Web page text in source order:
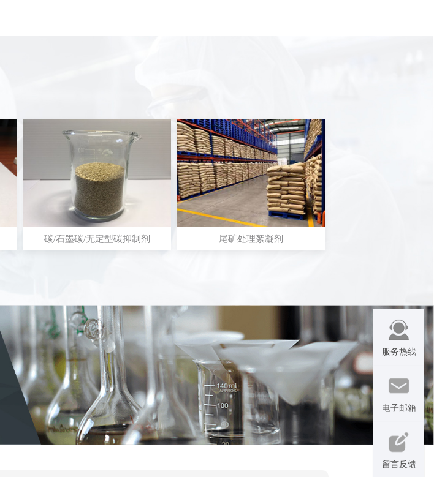
碳/石墨碳/无定型碳抑制剂 尾矿处理絮凝剂
服务热线
电子邮箱
留言反馈